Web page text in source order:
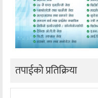
तपाईको प्रतिक्रिया